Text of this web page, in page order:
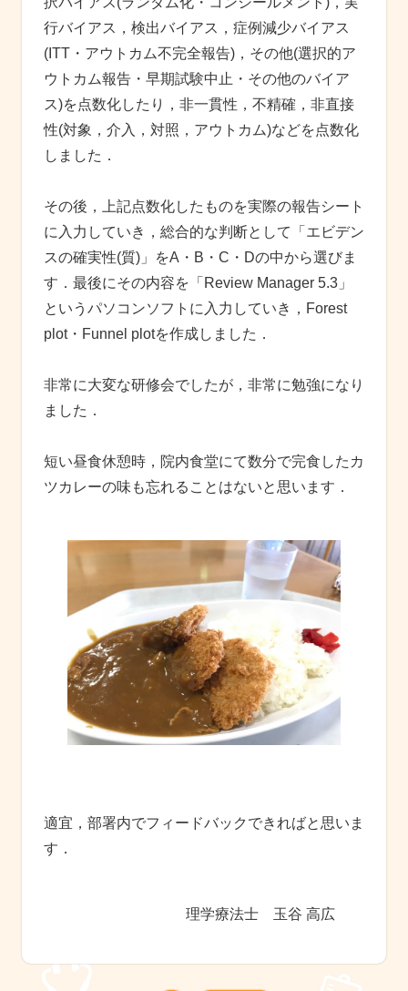
行バイアス，検出バイアス，症例減少バイアス
(ITT・アウトカム不完全報告)，その他(選択的ア
ウトカム報告・早期試験中止・その他のバイア
ス)を点数化したり，非一貫性，不精確，非直接
性(対象，介入，対照，アウトカム)などを点数化
しました．
その後，上記点数化したものを実際の報告シート
に入力していき，総合的な判断として「エビデン
スの確実性(質)」をA・B・C・Dの中から選びま
す．最後にその内容を「Review Manager 5.3」
というパソコンソフトに入力していき，Forest
plot・Funnel plotを作成しました．
非常に大変な研修会でしたが，非常に勉強になり
ました．
短い昼食休憩時，院内食堂にて数分で完食したカ
ツカレーの味も忘れることはないと思います．
適宜，部署内でフィードバックできればと思いま
す．
理学療法士 玉谷 高広